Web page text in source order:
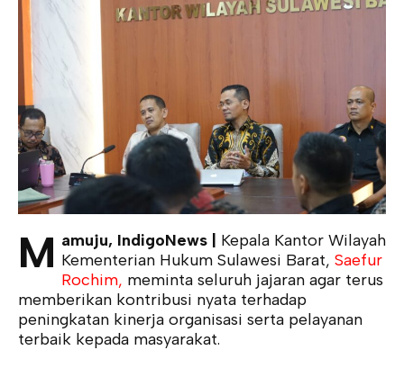
M amuju, IndigoNews | Kepala Kantor Wilayah
Kementerian Hukum Sulawesi Barat, Saefur
Rochim, meminta seluruh jajaran agar terus
memberikan kontribusi nyata terhadap
peningkatan kinerja organisasi serta pelayanan
terbaik kepada masyarakat.